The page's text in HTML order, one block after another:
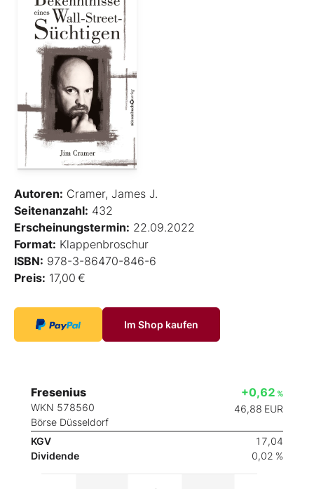
Autoren: Cramer, James J.
Seitenanzahl: 432
Erscheinungstermin: 22.09.2022
Format: Klappenbroschur
ISBN: 978-3-86470-846-6
Preis: 17,00 €
Im Shop kaufen
Fresenius
WKN 578560
Börse Düsseldorf
+0,62 %
46,88 EUR
KGV
17,04
Dividende
0,02 %